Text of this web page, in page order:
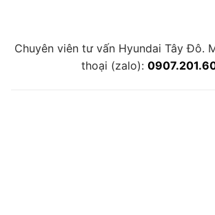
Chuyên viên tư vấn Hyundai Tây Đô.
thoại (zalo):